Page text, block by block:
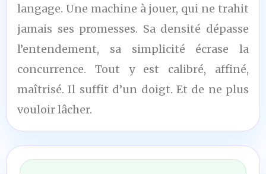
langage. Une machine à jouer, qui ne trahit
jamais ses promesses. Sa densité dépasse
l’entendement, sa simplicité écrase la
concurrence. Tout y est calibré, affiné,
maîtrisé. Il suffit d’un doigt. Et de ne plus
vouloir lâcher.